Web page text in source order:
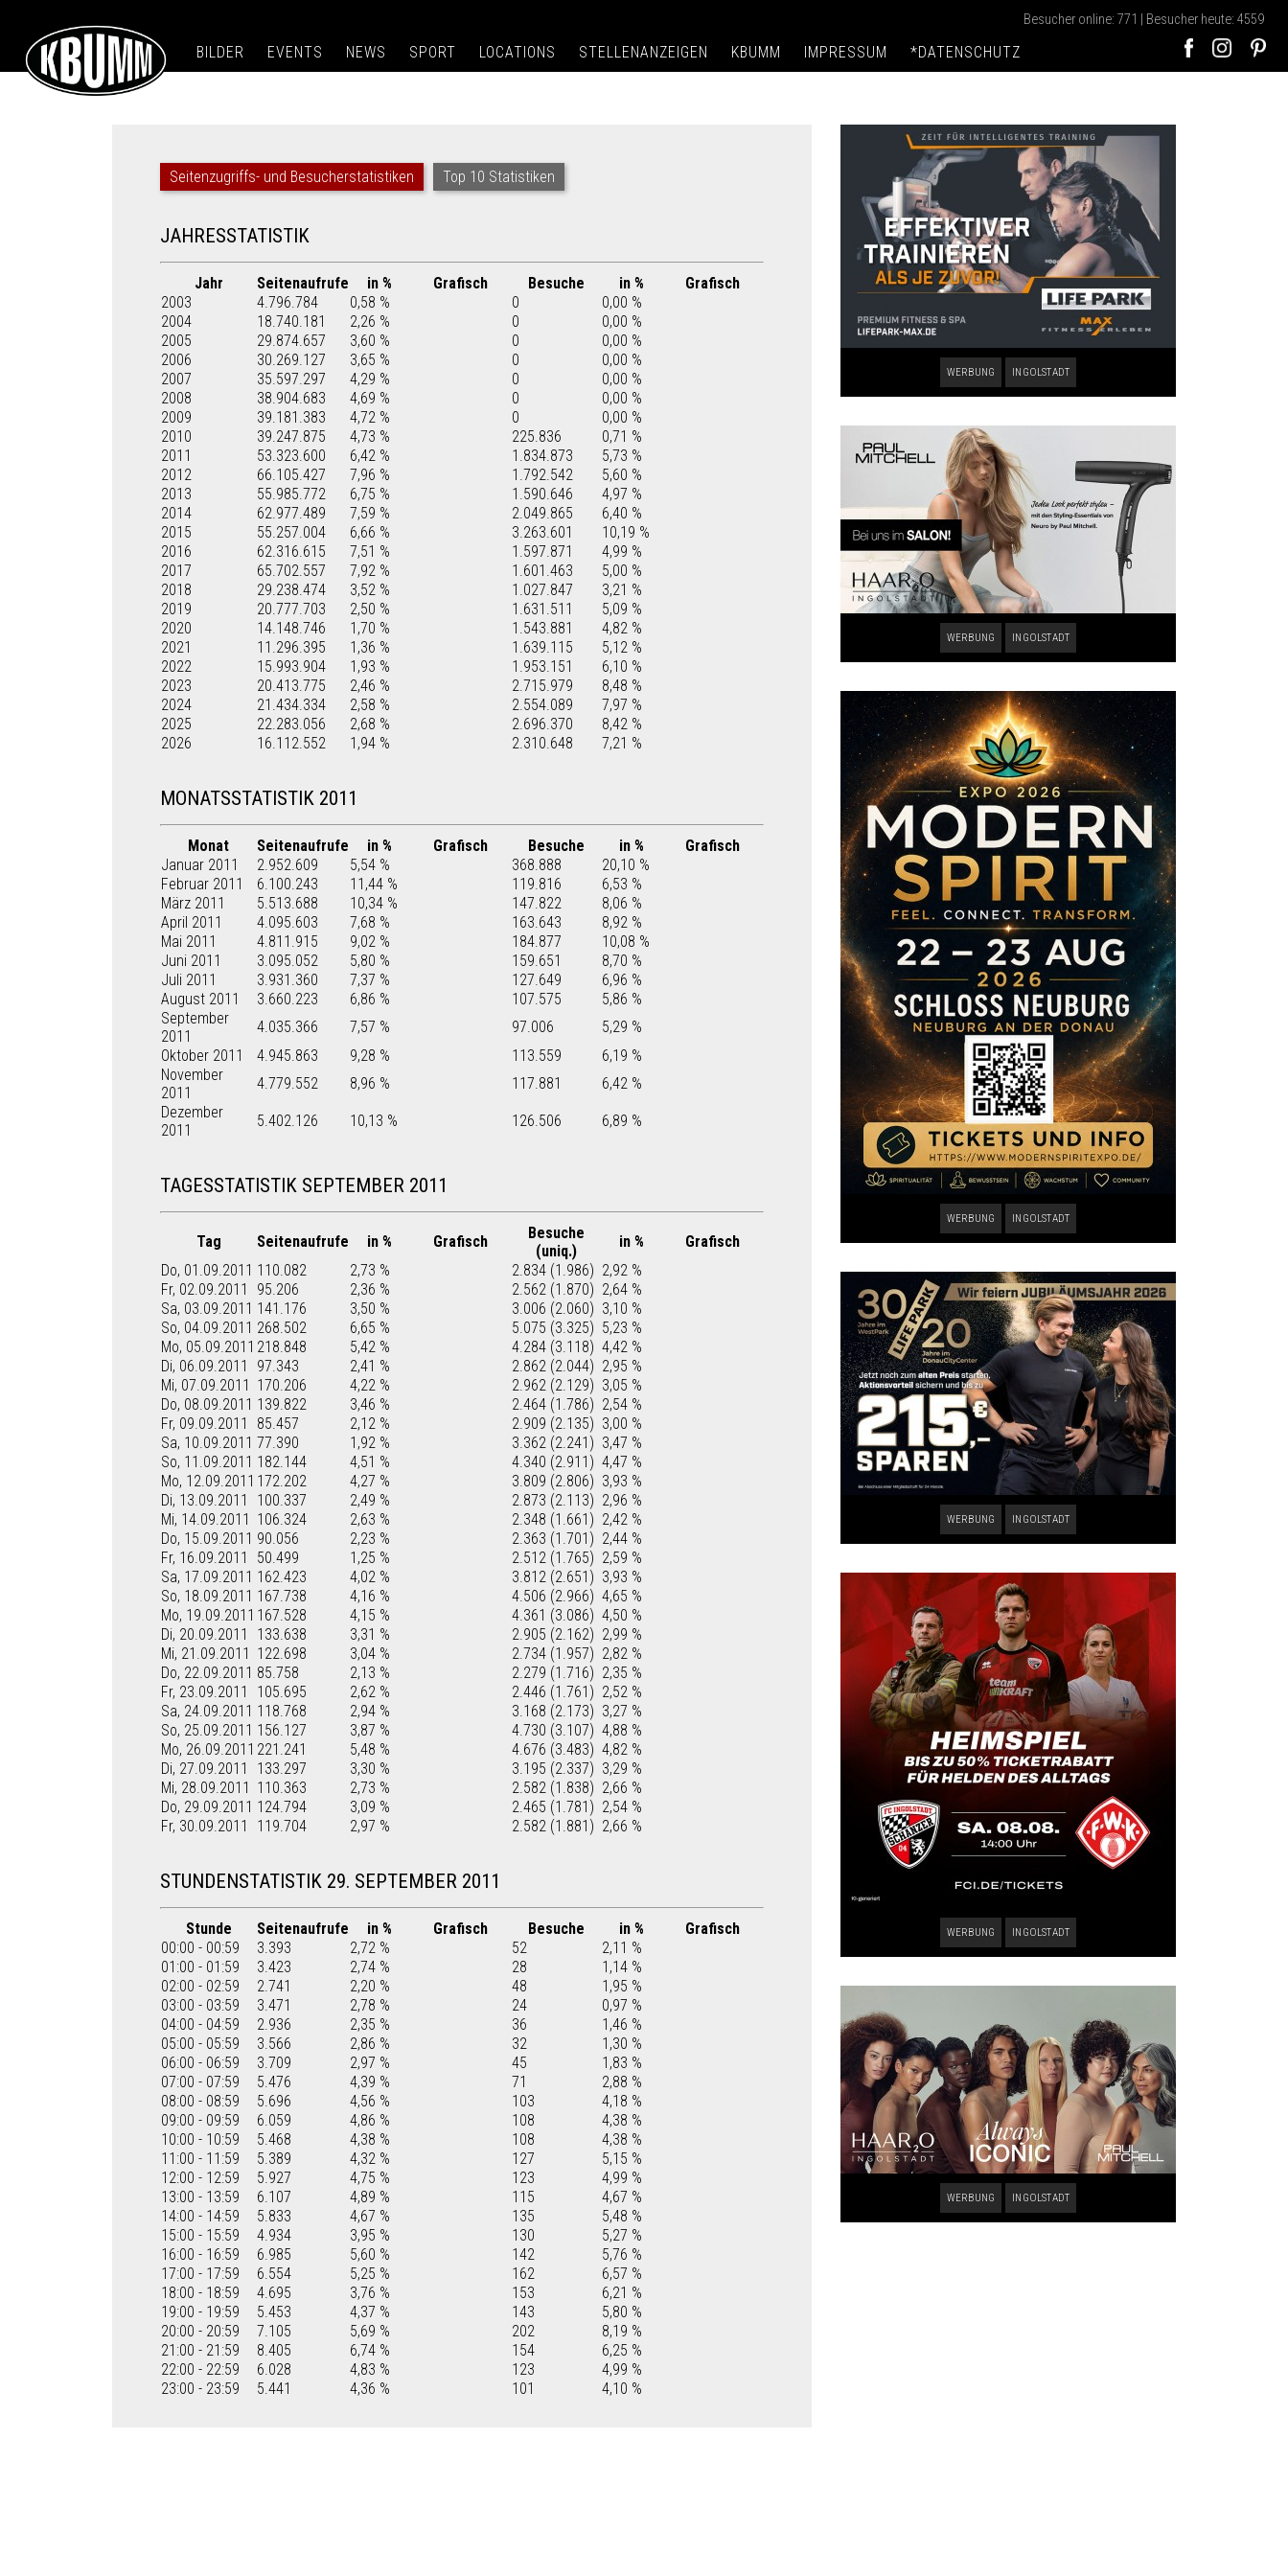
Besucher online: 771 | Besucher heute: 4559
BILDER EVENTS NEWS SPORT LOCATIONS STELLENANZEIGEN KBUMM IMPRESSUM *DATENSCHUTZ
Seitenzugriffs- und Besucherstatistiken Top 10 Statistiken
JAHRESSTATISTIK
Jahr Seitenaufrufe in % Grafisch Besuche in %
Grafisch
2003
4.796.784 0,58 % 0
0,00 %
2004
18.740.181 2,26 % 0
0,00 %
2005
29.874.657 3,60 % 0
0,00 %
2006
30.269.127 3,65 % 0
0,00 %
2007
35.597.297 4,29 % 0
0,00 %
2008
38.904.683 4,69 % 0
0,00 %
2009
39.181.383 4,72 % 0
0,00 %
2010
39.247.875 4,73 % 225.836
0,71 %
2011
53.323.600 6,42 % 1.834.873
5,73 %
2012
66.105.427 7,96 % 1.792.542
5,60 %
2013
55.985.772 6,75 % 1.590.646
4,97 %
2014
62.977.489 7,59 % 2.049.865
6,40 %
2015
55.257.004 6,66 % 3.263.601
10,19 %
2016
62.316.615 7,51 % 1.597.871
4,99 %
2017
65.702.557 7,92 % 1.601.463
5,00 %
2018
29.238.474 3,52 % 1.027.847
3,21 %
2019
20.777.703 2,50 % 1.631.511
5,09 %
2020
14.148.746 1,70 % 1.543.881
4,82 %
2021
11.296.395 1,36 % 1.639.115
5,12 %
2022
15.993.904 1,93 % 1.953.151
6,10 %
2023
20.413.775 2,46 % 2.715.979
8,48 %
2024
21.434.334 2,58 % 2.554.089
7,97 %
2025
22.283.056 2,68 % 2.696.370
8,42 %
2026
16.112.552 1,94 % 2.310.648 7,21 %
MONATSSTATISTIK 2011
Monat Seitenaufrufe in % Grafisch Besuche in %
Grafisch
Januar 2011
2.952.609 5,54 % 368.888
20,10 %
Februar 2011
6.100.243 11,44 % 119.816
6,53 %
März 2011
5.513.688 10,34 % 147.822
8,06 %
April 2011
4.095.603 7,68 % 163.643
8,92 %
Mai 2011
4.811.915 9,02 % 184.877
10,08 %
Juni 2011
3.095.052 5,80 % 159.651
8,70 %
Juli 2011
3.931.360 7,37 % 127.649
6,96 %
August 2011
3.660.223 6,86 % 107.575
5,86 %
September
2011
4.035.366 7,57 % 97.006
5,29 %
Oktober 2011
4.945.863 9,28 % 113.559
6,19 %
November
2011
4.779.552 8,96 % 117.881
6,42 %
Dezember
2011
5.402.126 10,13 % 126.506 6,89 %
TAGESSTATISTIK SEPTEMBER 2011
Tag Seitenaufrufe in % Grafisch
Besuche
(uniq.)
in %
Grafisch
Do, 01.09.2011 110.082 2,73 % 2.834 (1.986) 2,92 %
Fr, 02.09.2011
95.206 2,36 % 2.562 (1.870) 2,64 %
Sa, 03.09.2011 141.176 3,50 % 3.006 (2.060) 3,10 %
So, 04.09.2011 268.502 6,65 % 5.075 (3.325) 5,23 %
Mo, 05.09.2011 218.848 5,42 % 4.284 (3.118) 4,42 %
Di, 06.09.2011
97.343 2,41 % 2.862 (2.044) 2,95 %
Mi, 07.09.2011 170.206 4,22 % 2.962 (2.129) 3,05 %
Do, 08.09.2011 139.822 3,46 % 2.464 (1.786) 2,54 %
Fr, 09.09.2011
85.457 2,12 % 2.909 (2.135) 3,00 %
Sa, 10.09.2011 77.390 1,92 % 3.362 (2.241) 3,47 %
So, 11.09.2011 182.144 4,51 % 4.340 (2.911) 4,47 %
Mo, 12.09.2011 172.202 4,27 % 3.809 (2.806) 3,93 %
Di, 13.09.2011
100.337 2,49 % 2.873 (2.113) 2,96 %
Mi, 14.09.2011 106.324 2,63 % 2.348 (1.661) 2,42 %
Do, 15.09.2011 90.056 2,23 % 2.363 (1.701) 2,44 %
Fr, 16.09.2011
50.499 1,25 % 2.512 (1.765) 2,59 %
Sa, 17.09.2011 162.423 4,02 % 3.812 (2.651) 3,93 %
So, 18.09.2011 167.738 4,16 % 4.506 (2.966) 4,65 %
Mo, 19.09.2011 167.528 4,15 % 4.361 (3.086) 4,50 %
Di, 20.09.2011
133.638 3,31 % 2.905 (2.162) 2,99 %
Mi, 21.09.2011 122.698 3,04 % 2.734 (1.957) 2,82 %
Do, 22.09.2011 85.758 2,13 % 2.279 (1.716) 2,35 %
Fr, 23.09.2011
105.695 2,62 % 2.446 (1.761) 2,52 %
Sa, 24.09.2011 118.768 2,94 % 3.168 (2.173) 3,27 %
So, 25.09.2011 156.127 3,87 % 4.730 (3.107) 4,88 %
Mo, 26.09.2011 221.241 5,48 % 4.676 (3.483) 4,82 %
Di, 27.09.2011
133.297 3,30 % 3.195 (2.337) 3,29 %
Mi, 28.09.2011 110.363 2,73 % 2.582 (1.838) 2,66 %
Do, 29.09.2011 124.794 3,09 % 2.465 (1.781) 2,54 %
Fr, 30.09.2011
119.704 2,97 % 2.582 (1.881) 2,66 %
STUNDENSTATISTIK 29. SEPTEMBER 2011
Stunde Seitenaufrufe in % Grafisch Besuche in %
Grafisch
00:00 - 00:59
3.393 2,72 % 52
2,11 %
01:00 - 01:59
3.423 2,74 % 28
1,14 %
02:00 - 02:59
2.741 2,20 % 48
1,95 %
03:00 - 03:59
3.471 2,78 % 24
0,97 %
04:00 - 04:59
2.936 2,35 % 36
1,46 %
05:00 - 05:59
3.566 2,86 % 32
1,30 %
06:00 - 06:59
3.709 2,97 % 45
1,83 %
07:00 - 07:59
5.476 4,39 % 71
2,88 %
08:00 - 08:59
5.696 4,56 % 103
4,18 %
09:00 - 09:59
6.059 4,86 % 108
4,38 %
10:00 - 10:59
5.468 4,38 % 108
4,38 %
11:00 - 11:59
5.389 4,32 % 127
5,15 %
12:00 - 12:59
5.927 4,75 % 123
4,99 %
13:00 - 13:59
6.107 4,89 % 115
4,67 %
14:00 - 14:59
5.833 4,67 % 135
5,48 %
15:00 - 15:59
4.934 3,95 % 130
5,27 %
16:00 - 16:59
6.985 5,60 % 142
5,76 %
17:00 - 17:59
6.554 5,25 % 162
6,57 %
18:00 - 18:59
4.695 3,76 % 153
6,21 %
19:00 - 19:59
5.453 4,37 % 143
5,80 %
20:00 - 20:59
7.105 5,69 % 202
8,19 %
21:00 - 21:59
8.405 6,74 % 154
6,25 %
22:00 - 22:59
6.028 4,83 % 123
4,99 %
23:00 - 23:59
5.441 4,36 % 101 4,10 %
WERBUNG INGOLSTADT
WERBUNG INGOLSTADT
WERBUNG INGOLSTADT
WERBUNG INGOLSTADT
WERBUNG INGOLSTADT
WERBUNG INGOLSTADT